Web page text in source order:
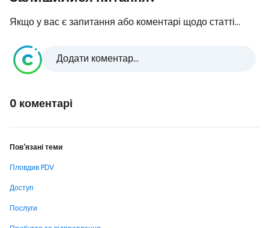
Якщо у вас є запитання або коментарі щодо статті...
Додати коментар...
0 коментарі
Пов'язані теми
Пловдив PDV
Доступ
Послуги